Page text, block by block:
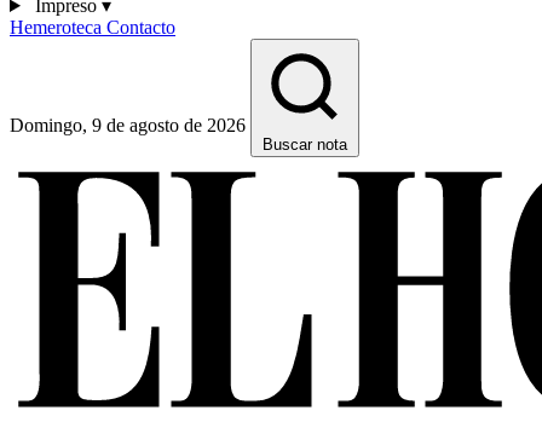
Impreso ▾
Hemeroteca Contacto
Domingo, 9 de agosto de 2026
Buscar nota